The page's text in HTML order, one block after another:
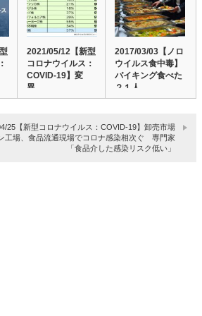
2021/05/12【新型
コロナウイルス：
COVID-19】変
異…
2017/03/03【ノロ
ウイルス食中毒】
バイキング食べた
２１人…
25【新型コロナウイルス：COVID-19】卸売市場
工場、食品流通現場でコロナ感染相次ぐ 専門家
「食品介した感染リスク低い」